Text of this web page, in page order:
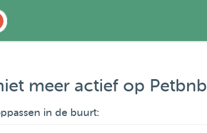
meer actief op Petbnb
in de buurt: